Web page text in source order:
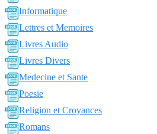
Informatique
Lettres et Memoires
Livres Audio
Livres Divers
Medecine et Sante
Poesie
Religion et Croyances
Romans